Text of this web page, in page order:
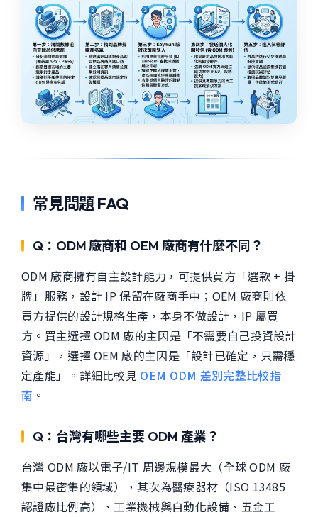
常見問題 FAQ
Q：ODM 廠商和 OEM 廠商有什麼不同？
ODM 廠商擁有自主設計能力，可提供買方「選款 + 掛
牌」服務，設計 IP 保留在廠商手中；OEM 廠商則依
買方提供的設計規格生產，本身不做設計，IP 屬買
方。買主選擇 ODM 廠的主因是「不需要自己投資設計
資源」，選擇 OEM 廠的主因是「設計已確定，只需穩
定產能」。詳細比較見 OEM ODM 差別完整比較指
南 。
Q：台灣有哪些主要 ODM 產業？
台灣 ODM 廠以電子/IT 周邊規模最大（全球 ODM 廠
集中最密集的領域），其次為醫療器材（ISO 13485
認證廠比例高）、工業機械與自動化設備、五金工